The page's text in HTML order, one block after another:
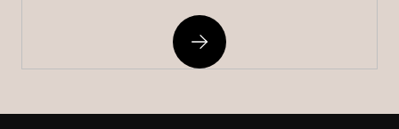
PŘIHLÁSIT
SE